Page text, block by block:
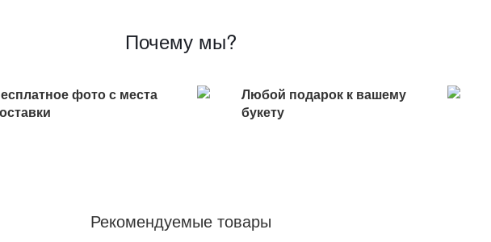
Почему мы?
фото с места
Любой подарок к вашему
букету
Рекомендуемые товары